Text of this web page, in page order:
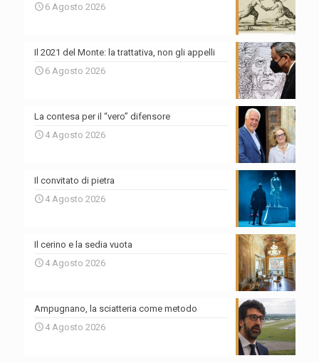
6 Agosto 2026
Il 2021 del Monte: la trattativa, non gli appelli
6 Agosto 2026
La contesa per il “vero” difensore
4 Agosto 2026
Il convitato di pietra
4 Agosto 2026
Il cerino e la sedia vuota
4 Agosto 2026
Ampugnano, la sciatteria come metodo
4 Agosto 2026